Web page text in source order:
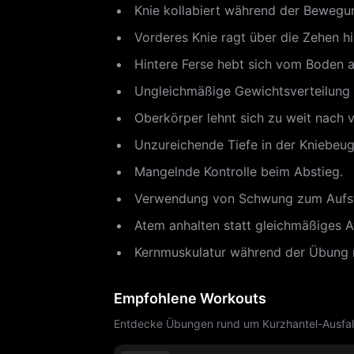
Knie kollabiert während der
Vorderes Knie ragt über die Zehen
Hintere Ferse hebt sich vom Boden
Ungleichmäßige Gewichtsverteilung
Oberkörper lehnt sich zu weit nach
Unzureichende Tiefe in der
Mangelnde Kontrolle beim Abstieg.
Verwendung von Schwung zum
Atem anhalten statt gleichmäßiges
Kernmuskulatur während der
Empfohlene Workouts
Entdecke Übungen rund um Kurzhantel-